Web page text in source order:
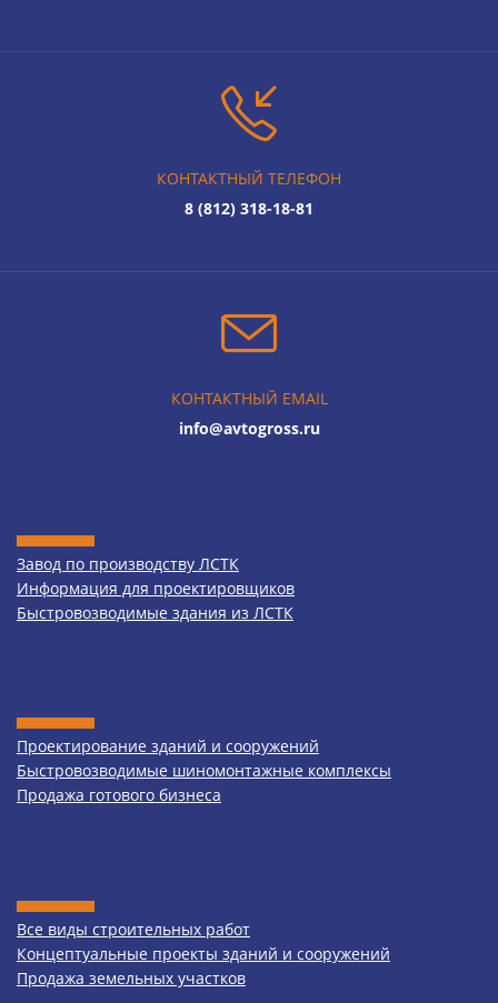
КОНТАКТНЫЙ ТЕЛЕФОН
8 (812) 318-18-81
КОНТАКТНЫЙ EMAIL
info@avtogross.ru
Завод по производству ЛСТК
Информация для проектировщиков
Быстровозводимые здания из ЛСТК
Проектирование зданий и сооружений
Быстровозводимые шиномонтажные комплексы
Продажа готового бизнеса
Все виды строительных работ
Концептуальные проекты зданий и сооружений
Продажа земельных участков